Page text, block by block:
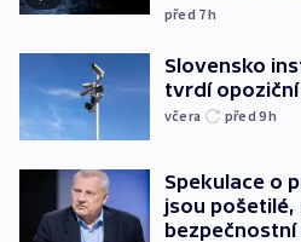
před 7h
Slovensko
tvrdí
včera před 9h
Spekulace o
jsou